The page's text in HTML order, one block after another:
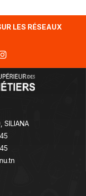
LES RÉSEAUX
SILIANA